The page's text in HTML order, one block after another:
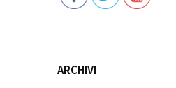
ARCHIVI